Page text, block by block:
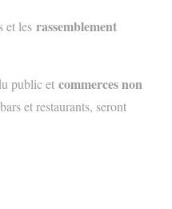
et les rassemblement
public et commerces non
et restaurants, seront